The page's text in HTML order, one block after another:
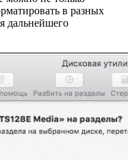
в разных
дальнейшего